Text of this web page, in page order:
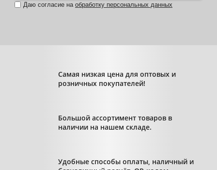
Даю согласие на обработку персональных данных
Самая низкая цена для оптовых и
розничных покупателей!
Большой ассортимент товаров в
наличии на нашем складе.
Удобные способы оплаты, наличный и